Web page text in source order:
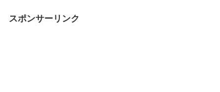
スポンサーリンク